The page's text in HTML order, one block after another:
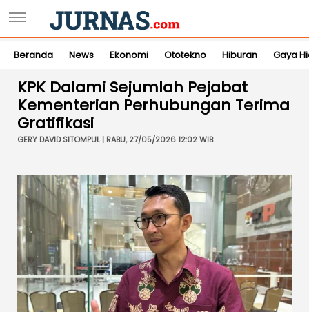
Beranda News Ekonomi Ototekno Hiburan Gaya
KPK Dalami Sejumlah Pejabat
Kementerian Perhubungan Terima
Gratifikasi
GERY DAVID SITOMPUL | RABU, 27/05/2026 12:02 WIB